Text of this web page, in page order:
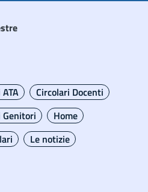
Circolari Docenti
Genitori
Home
Le notizie